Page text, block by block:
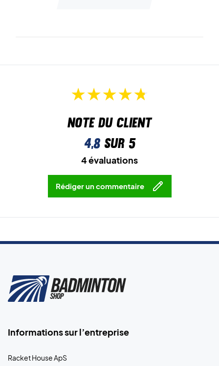
Note du client
4,8sur 5
4 évaluations
Rédiger un commentaire
Informations sur l’entreprise
Racket House ApS